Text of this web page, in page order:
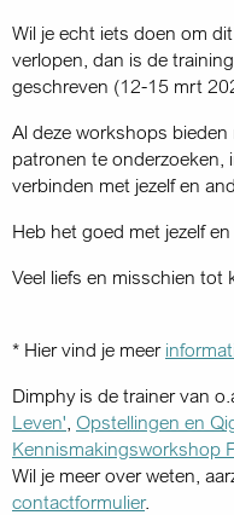
Wil je echt iets doen om
verlopen, dan is de training
geschreven (12-15 mrt
Al deze workshops
patronen te onderzoeken,
verbinden met jezelf en
Heb het goed met jezelf en
Veel liefs en misschien tot
* Hier vind je meer
Dimphy is de trainer van
Leven' Opstellingen en
Kennismakingsworkshop
Wil je meer over weten,
contactformulier.